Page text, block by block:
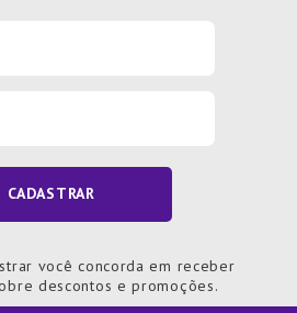
CADASTRAR
você concorda em receber
descontos e promoções.